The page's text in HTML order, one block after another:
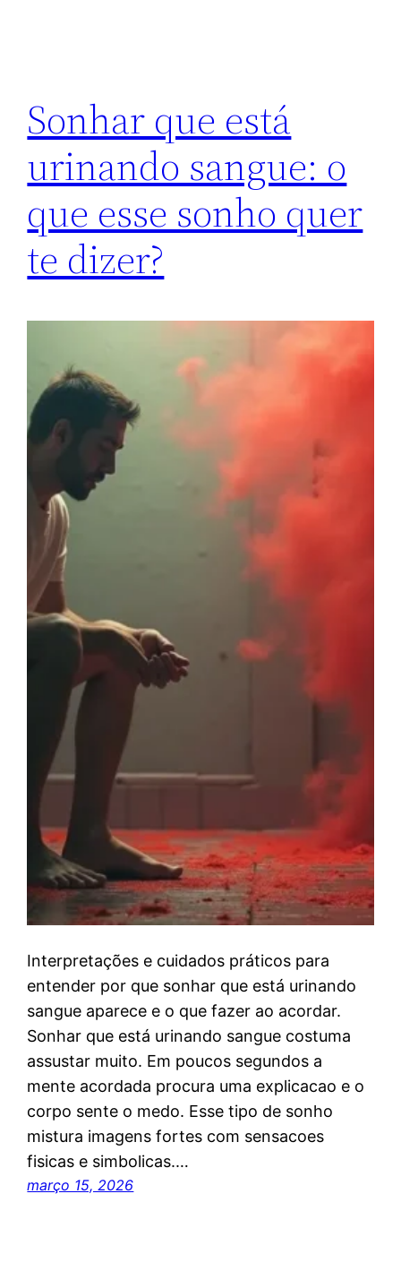
Sonhar que está
urinando sangue: o
que esse sonho quer
te dizer?
Interpretações e cuidados práticos para
entender por que sonhar que está urinando
sangue aparece e o que fazer ao acordar.
Sonhar que está urinando sangue costuma
assustar muito. Em poucos segundos a
mente acordada procura uma explicacao e o
corpo sente o medo. Esse tipo de sonho
mistura imagens fortes com sensacoes
fisicas e simbolicas.…
março 15, 2026